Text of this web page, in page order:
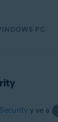
PC
y ve a